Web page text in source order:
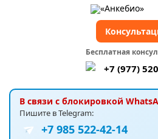
В связи с блокировкой
Пишите в Telegram:
+7 985 522-42-14
Бесплатная
+7 (977)